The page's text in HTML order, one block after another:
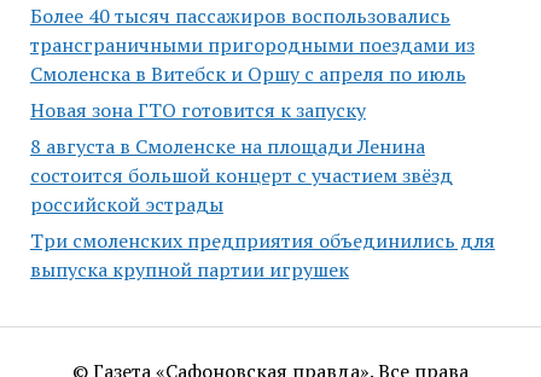
Более 40 тысяч пассажиров воспользовались
трансграничными пригородными поездами из
Смоленска в Витебск и Оршу с апреля по июль
Новая зона ГТО готовится к запуску
8 августа в Смоленске на площади Ленина
состоится большой концерт с участием звёзд
российской эстрады
Три смоленских предприятия объединились для
выпуска крупной партии игрушек
© Газета «Сафоновская правда». Все права